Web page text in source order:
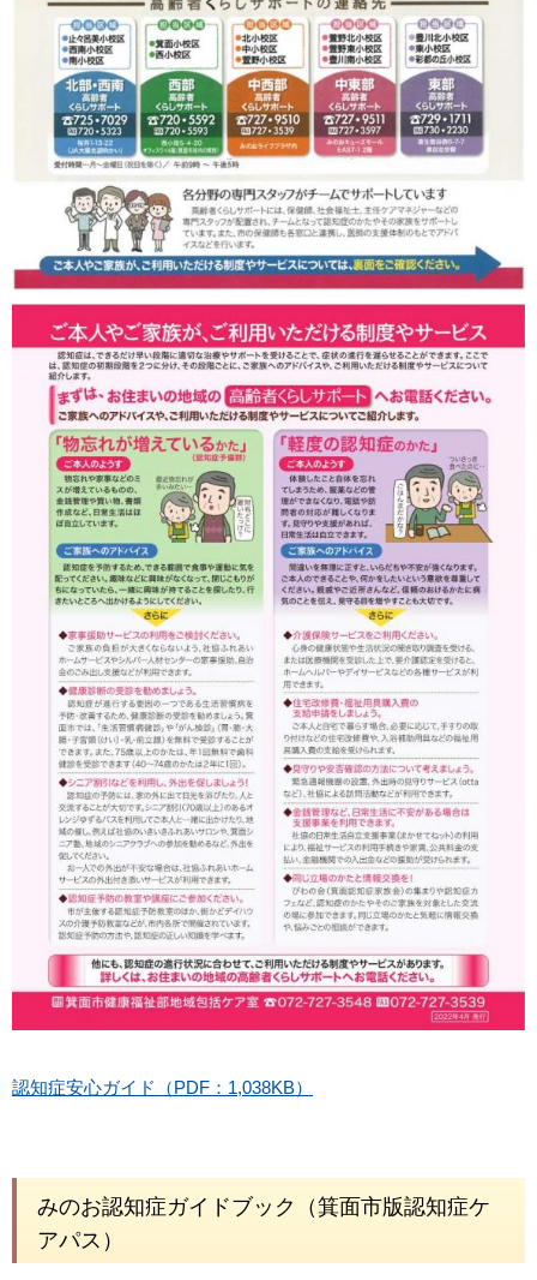
認知症安心ガイド（PDF：1,038KB）
みのお認知症ガイドブック（箕面市版認知症ケ
アパス）